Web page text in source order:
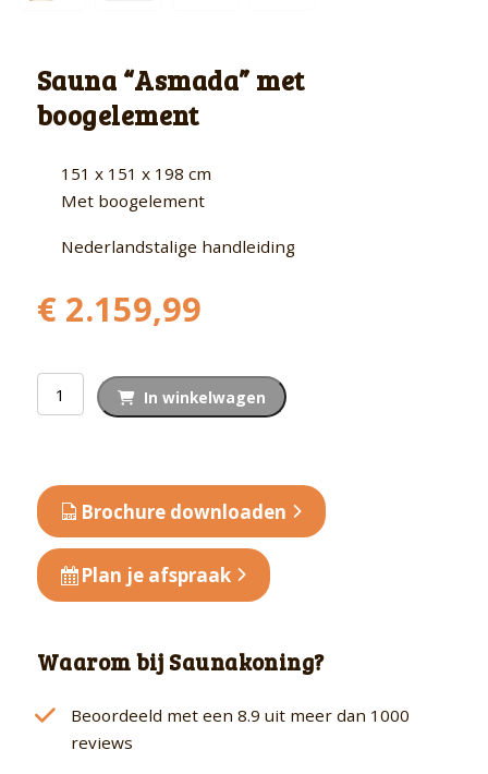
Sauna “Asmada” met
boogelement
151 x 151 x 198 cm
Met boogelement
Nederlandstalige handleiding
€ 2.159,99
Sauna
"Asmada"
aantal
In winkelwagen
Brochure downloaden
Plan je afspraak
Waarom bij Saunakoning?
Beoordeeld met een 8.9 uit meer dan 1000
reviews